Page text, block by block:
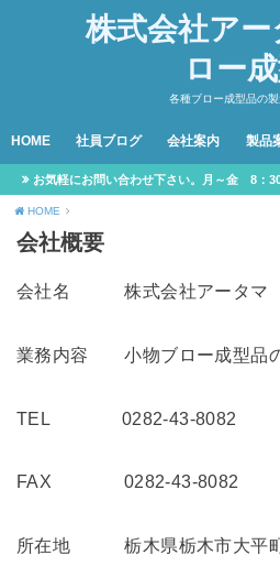
株式会社ア
ロー
各種ブロー成型品の
HOME 社員ブログ 会社案内 製品
お気軽にお問い合わせ下さい。月～金 8
HOME
会社概要
会社名 株式会社アータマ
業務内容 小物ブロー成型品
TEL 0282-43-8082
FAX 0282-43-8082
所在地 栃木県栃木市大平町